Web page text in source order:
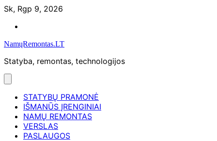
Skip
content
Sk, Rgp 9, 2026
NamųRemontas.LT
Statyba, remontas, technologijos
STATYBŲ PRAMONĖ
IŠMANŪS ĮRENGINIAI
NAMŲ REMONTAS
VERSLAS
PASLAUGOS